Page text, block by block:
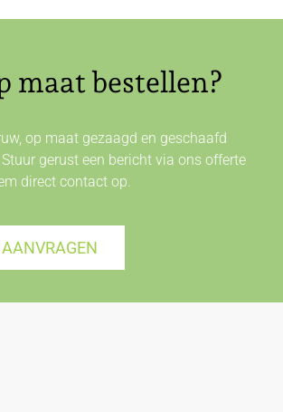
maat bestellen?
op maat gezaagd en geschaafd
gerust een bericht via ons offerte
direct contactop.
AANVRAGEN